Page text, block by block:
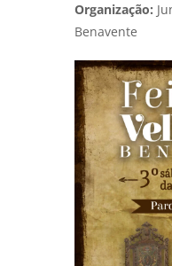
Organização:
Benavente